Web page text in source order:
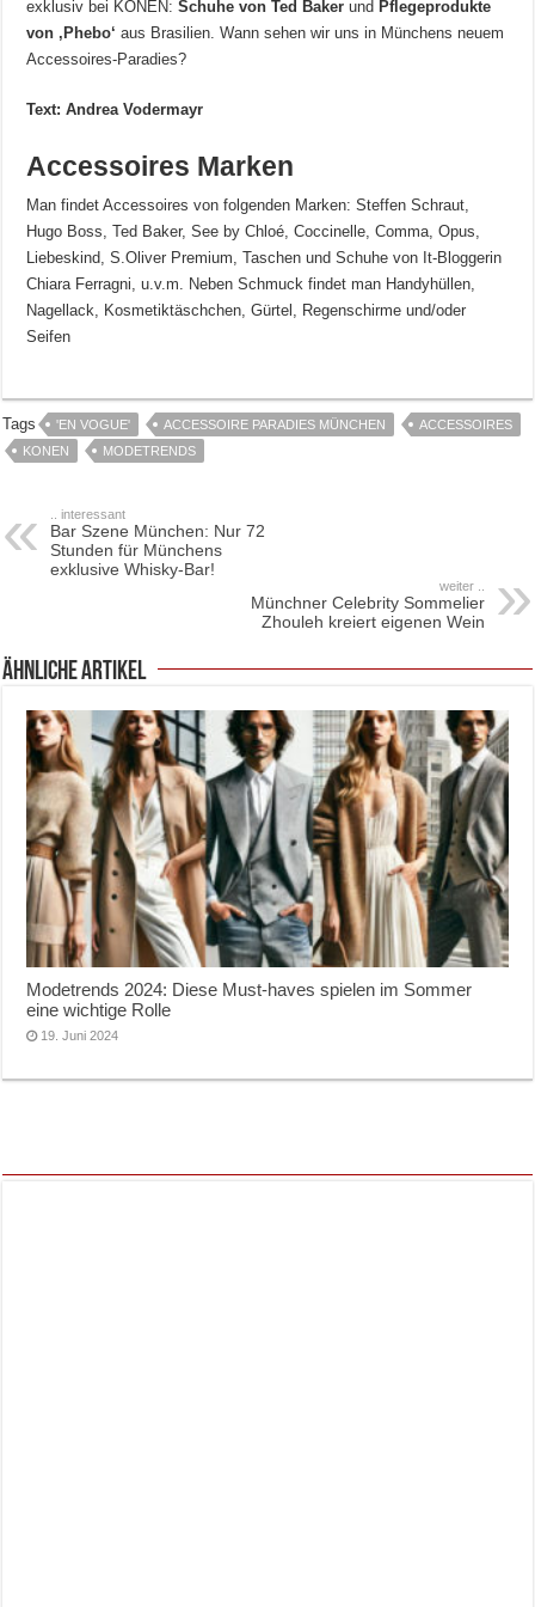
exklusiv bei KONEN:Schuhe von Ted Baker und Pflegeprodukte
von ‚Phebo‘aus Brasilien. Wann sehen wir uns in Münchens neuem
Accessoires-Paradies?
Text: Andrea Vodermayr
Accessoires Marken
Man findet Accessoires von folgenden Marken: Steffen Schraut,
Hugo Boss, Ted Baker, See by Chloé, Coccinelle, Comma, Opus,
Liebeskind, S.Oliver Premium, Taschen und Schuhe von It-Bloggerin
Chiara Ferragni, u.v.m. Neben Schmuck findet man Handyhüllen,
Nagellack, Kosmetiktäschchen, Gürtel, Regenschirme und/oder
Seifen
Tags 'EN VOGUE' ACCESSOIRE PARADIES MÜNCHEN
ACCESSOIRES
KONEN
MODETRENDS
.. interessant
Bar Szene München: Nur 72
Stunden für Münchens
exklusive Whisky-Bar!
weiter ..
Münchner Celebrity Sommelier
Zhouleh kreiert eigenen Wein
ähnliche Artikel
Modetrends 2024: Diese Must-haves spielen im Sommer
eine wichtige Rolle
19. Juni 2024